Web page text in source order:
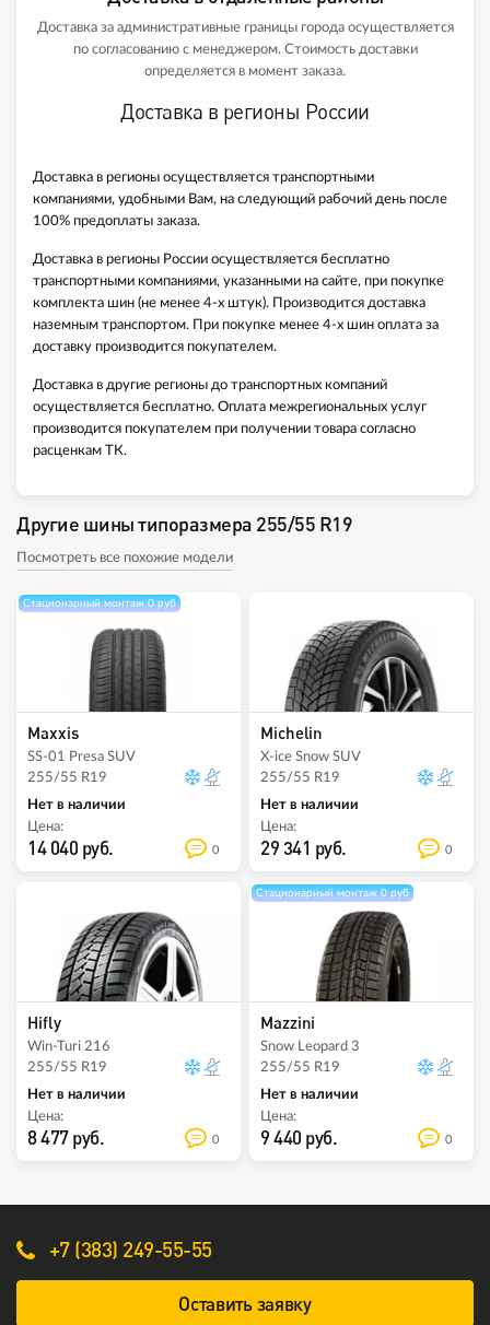
Доставка за административные границы города осуществляется
по согласованию с менеджером. Стоимость доставки
определяется в момент заказа.
Доставка в регионы России
Доставка в регионы осуществляется транспортными
компаниями, удобными Вам, на следующий рабочий день после
100% предоплаты заказа.
Доставка в регионы России осуществляется бесплатно
транспортными компаниями, указанными на сайте, при покупке
комплекта шин (не менее 4-х штук). Производится доставка
наземным транспортом. При покупке менее 4-х шин оплата за
доставку производится покупателем.
Доставка в другие регионы до транспортных компаний
осуществляется бесплатно. Оплата межрегиональных услуг
производится покупателем при получении товара согласно
расценкам ТК.
Другие шины типоразмера 255/55 R19
Посмотреть все похожие модели
Стационарный монтаж 0 руб
Maxxis
SS-01 Presa SUV
255/55 R19
Нет в наличии
Цена:
14 040 руб. 0
Michelin
X-ice Snow SUV
255/55 R19
Нет в наличии
Цена:
29 341 руб. 0
Hifly
Win-Turi 216
255/55 R19
Нет в наличии
Цена:
8 477 руб. 0
Стационарный монтаж 0 руб
Mazzini
Snow Leopard 3
255/55 R19
Нет в наличии
Цена:
9 440 руб. 0
+7 (383) 249-55-55
Оставить заявку